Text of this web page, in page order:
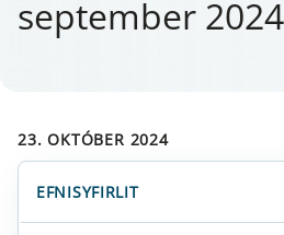
sept­em­ber 2024
23. OKTÓBER 2024
EFNISYFIRLIT